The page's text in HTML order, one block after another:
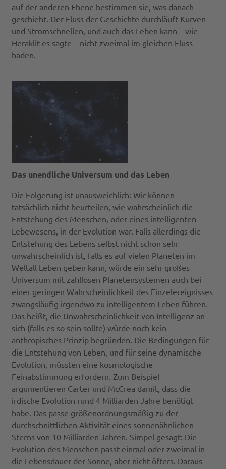
auf der anderen Ebene bestimmen sie, was danach
geschieht. Der Fluss der Geschichte durchläuft Kurven
und Stromschnellen, und auch das Leben kann – wie
Heraklit es sagte – nicht zweimal im gleichen Fluss
baden.
Das unendliche Universum und das Leben
Die Folgerung ist unausweichlich: Wir können
tatsächlich nicht beurteilen, wie wahrscheinlich die
Entstehung des Menschen, oder eines intelligenten
Lebewesens, in der Evolution war. Falls allerdings die
Entstehung des Lebens selbst nicht schon sehr
unwahrscheinlich ist, falls es auf vielen Planeten im
Weltall Leben geben kann, würde ein sehr großes
Universum mit zahllosen Planetensystemen auch bei
einer geringen Wahrscheinlichkeit des Einzelereignisses
zwangsläufig irgendwo zu intelligentem Leben führen.
Das heißt, die Unwahrscheinlichkeit von Intelligenz an
sich (falls es so sein sollte) würde noch kein
anthropisches Prinzip begründen. Die Bedingungen für
die Entstehung von Leben, und für seine dynamische
Evolution, müssten eine kosmologische
Feinabstimmung erfordern. Zum Beispiel
argumentieren Carter und McCrea damit, dass die
irdische Evolution rund 4 Milliarden Jahre benötigt
habe. Das passe größenordnungsmäßig zu der
durchschnittlichen Aktivität eines sonnenähnlichen
Sterns von 10 Milliarden Jahren. Simpel gesagt: Die
Evolution des Menschen passt einmal oder zweimal in
die Lebensdauer der Sonne, aber nicht öfters. Daraus